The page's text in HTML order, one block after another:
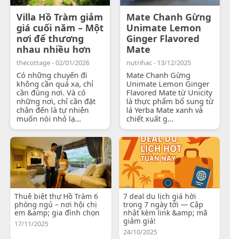
Villa Hồ Tràm giảm
giá cuối năm – Một
nơi để thương
nhau nhiều hơn
thecottage - 02/01/2026
Có những chuyến đi
không cần quá xa, chỉ
cần đúng nơi. Và có
những nơi, chỉ cần đặt
chân đến là tự nhiên
muốn nói nhỏ lạ...
Mate Chanh Gừng
Unimate Lemon
Ginger Flavored
Mate
nutrihac - 13/12/2025
Mate Chanh Gừng
Unimate Lemon Ginger
Flavored Mate từ Unicity
là thực phẩm bổ sung từ
lá Yerba Mate xanh và
chiết xuất g...
Thuê biệt thự Hồ Tràm 6
phòng ngủ – nơi hội chị
em &amp; gia đình chọn
17/11/2025
7 deal du lịch giá hời
trong 7 ngày tới — Cập
nhật kèm link &amp; mã
giảm giá!
24/10/2025